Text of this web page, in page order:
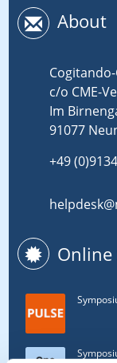
About
c/o CME-
Im
91077
+49
Online